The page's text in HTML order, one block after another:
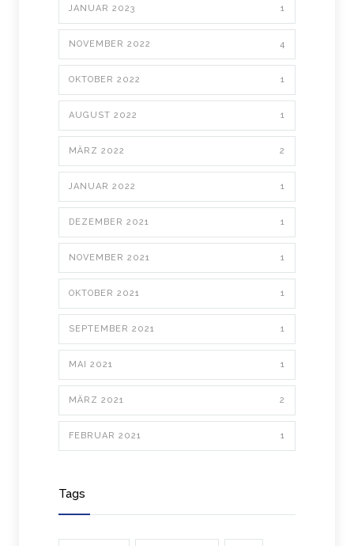
JANUAR 2023 1
NOVEMBER 2022 4
OKTOBER 2022 1
AUGUST 2022 1
MÄRZ 2022 2
JANUAR 2022 1
DEZEMBER 2021 1
NOVEMBER 2021 1
OKTOBER 2021 1
SEPTEMBER 2021 1
MAI 2021 1
MÄRZ 2021 2
FEBRUAR 2021 1
Tags